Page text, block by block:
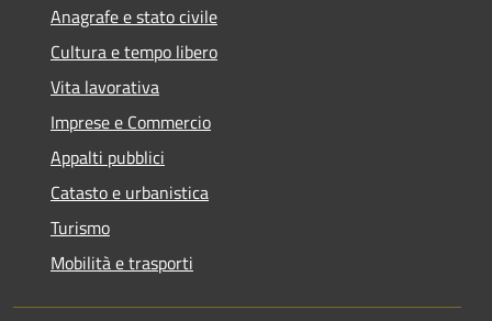
Anagrafe e stato civile
Cultura e tempo libero
Vita lavorativa
Imprese e Commercio
Appalti pubblici
Catasto e urbanistica
Turismo
Mobilità e trasporti